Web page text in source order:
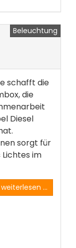
Beleuchtung
schafft die
die
Diesel
sorgt für
im
weiterlesen ...